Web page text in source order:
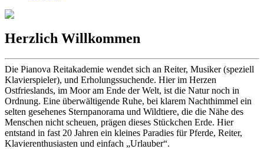
Herzlich Willkommen
Die Pianova Reitakademie wendet sich an Reiter, Musiker (speziell
Klavierspieler), und Erholungssuchende. Hier im Herzen
Ostfrieslands, im Moor am Ende der Welt, ist die Natur noch in
Ordnung. Eine überwältigende Ruhe, bei klarem Nachthimmel ein
selten gesehenes Sternpanorama und Wildtiere, die die Nähe des
Menschen nicht scheuen, prägen dieses Stückchen Erde. Hier
entstand in fast 20 Jahren ein kleines Paradies für Pferde, Reiter,
Klavierenthusiasten und einfach „Urlauber“.